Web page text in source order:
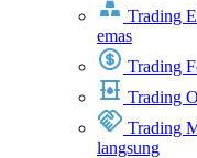
Trading
emas
Trading
Trading
Trading
langsung